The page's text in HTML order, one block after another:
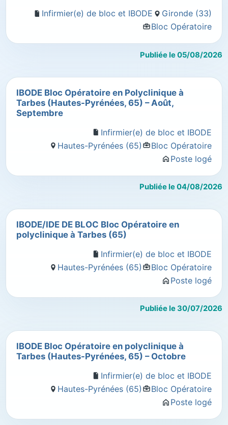
Infirmier(e) de bloc et IBODE
Gironde (33)
Bloc Opératoire
Publiée le 05/08/2026
IBODE Bloc Opératoire en Polyclinique à
Tarbes (Hautes-Pyrénées, 65) – Août,
Septembre
Infirmier(e) de bloc et IBODE
Hautes-Pyrénées (65)
Bloc Opératoire
Poste logé
Publiée le 04/08/2026
IBODE/IDE DE BLOC Bloc Opératoire en
polyclinique à Tarbes (65)
Infirmier(e) de bloc et IBODE
Hautes-Pyrénées (65)
Bloc Opératoire
Poste logé
Publiée le 30/07/2026
IBODE Bloc Opératoire en polyclinique à
Tarbes (Hautes-Pyrénées, 65) – Octobre
Infirmier(e) de bloc et IBODE
Hautes-Pyrénées (65)
Bloc Opératoire
Poste logé